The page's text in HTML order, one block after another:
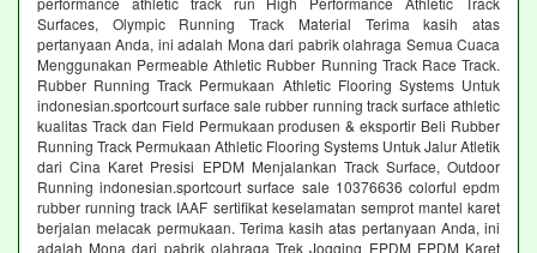
Surfaces, Olympic Running Track Material Terima kasih atas
pertanyaan Anda, ini adalah Mona dari pabrik olahraga Semua Cuaca
Menggunakan Permeable Athletic Rubber Running Track Race Track.
Rubber Running Track Permukaan Athletic Flooring Systems Untuk
indonesian.sportcourt surface sale rubber running track surface athletic
kualitas Track dan Field Permukaan produsen & eksportir Beli Rubber
Running Track Permukaan Athletic Flooring Systems Untuk Jalur Atletik
dari Cina Karet Presisi EPDM Menjalankan Track Surface, Outdoor
Running indonesian.sportcourt surface sale 10376636 colorful epdm
rubber running track IAAF sertifikat keselamatan semprot mantel karet
berjalan melacak permukaan. Terima kasih atas pertanyaan Anda, ini
adalah Mona dari pabrik olahraga Trek Jogging EPDM EPDM Karet